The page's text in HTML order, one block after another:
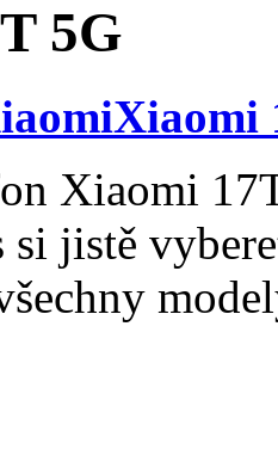
5G
Xiaomi
Xiaomi
si jistě